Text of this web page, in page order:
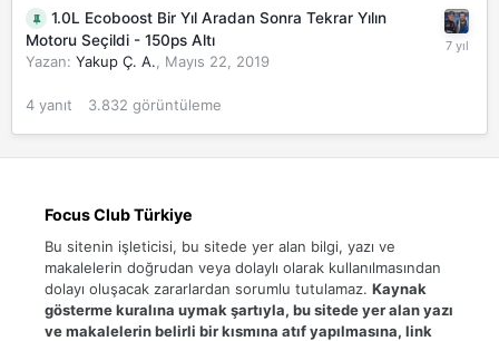
1.0L Ecoboost Bir Yıl Aradan Sonra Tekrar Yılın
Motoru Seçildi - 150ps Altı
Yazan: Yakup Ç. A., Mayıs 22, 2019
4 yanıt 3.832 görüntüleme
Focus Club Türkiye
Bu sitenin işleticisi, bu sitede yer alan bilgi, yazı ve
makalelerin doğrudan veya dolaylı olarak kullanılmasından
dolayı oluşacak zararlardan sorumlu tutulamaz. Kaynak
gösterme kuralına uymak şartıyla, bu sitede yer alan yazı
ve makalelerin belirli bir kısmına atıf yapılmasına, link